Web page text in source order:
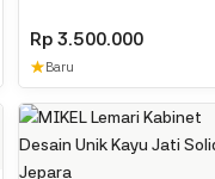
Rp 3.500.000
★Baru